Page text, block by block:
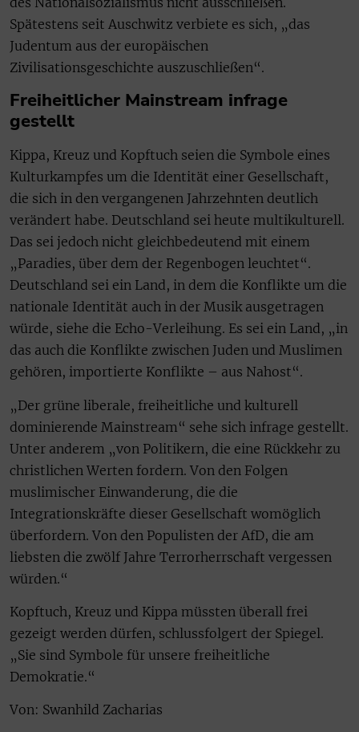
Spätestens seit Auschwitz verbiete es sich, „das
Judentum aus der europäischen
Zivilisationsgeschichte auszuschließen“.
Freiheitlicher Mainstream infrage
gestellt
Kippa, Kreuz und Kopftuch seien die Symbole eines
Kulturkampfes um die Identität einer Gesellschaft,
die sich in den vergangenen Jahrzehnten deutlich
verändert habe. Deutschland sei heute multikulturell.
Das sei jedoch nicht gleichbedeutend mit einem
„Paradies, über dem der Regenbogen leuchtet“.
Deutschland sei ein Land, in dem die Konflikte um die
nationale Identität auch in der Musik ausgetragen
würde, siehe die Echo-Verleihung. Es sei ein Land, „in
das auch die Konflikte zwischen Juden und Muslimen
gehören, importierte Konflikte – aus Nahost“.
„Der grüne liberale, freiheitliche und kulturell
dominierende Mainstream“ sehe sich infrage gestellt.
Unter anderem „von Politikern, die eine Rückkehr zu
christlichen Werten fordern. Von den Folgen
muslimischer Einwanderung, die die
Integrationskräfte dieser Gesellschaft womöglich
überfordern. Von den Populisten der AfD, die am
liebsten die zwölf Jahre Terrorherrschaft vergessen
würden.“
Kopftuch, Kreuz und Kippa müssten überall frei
gezeigt werden dürfen, schlussfolgert der Spiegel.
„Sie sind Symbole für unsere freiheitliche
Demokratie.“
Von: Swanhild Zacharias